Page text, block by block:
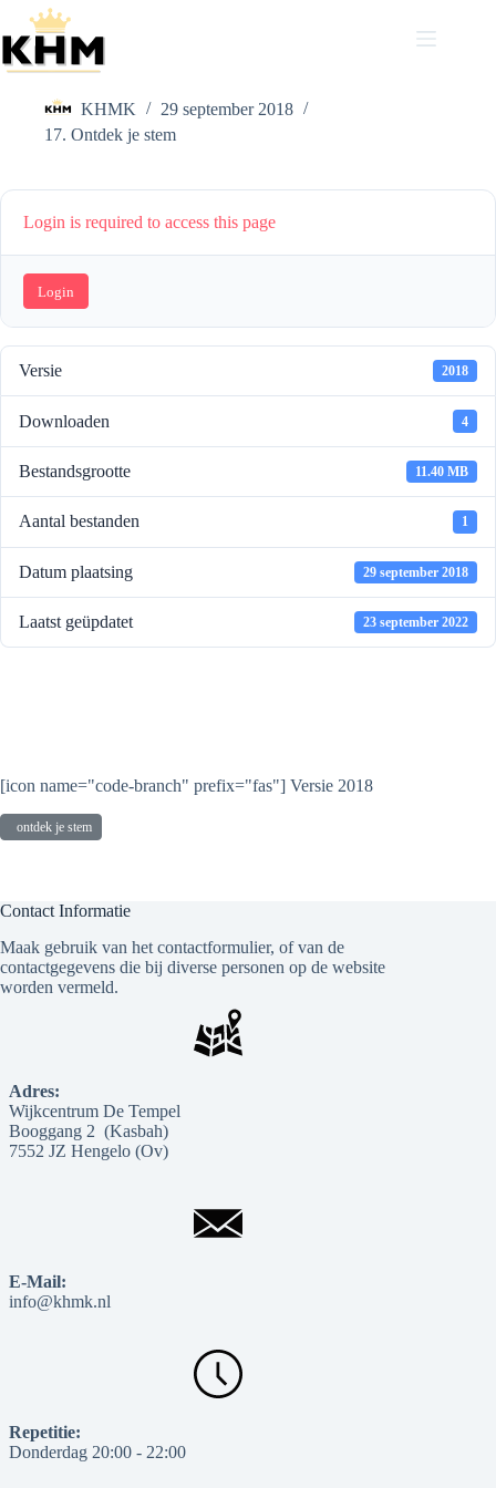
de
inhoud
Handboek Ontdek je stem 3 van 3
KHMK
29 september 2018
17. Ontdek je stem
Login is required to access this page
Login
Versie 2018
Downloaden 4
Bestandsgrootte 11.40 MB
Aantal bestanden 1
Datum plaatsing 29 september 2018
Laatst geüpdatet 23 september 2022
[icon name="code-branch" prefix="fas"] Versie 2018
ontdek je stem
Contact Informatie
Maak gebruik van het contactformulier, of van de
contactgegevens die bij diverse personen op de website
worden vermeld.
Adres:
Wijkcentrum De Tempel
Booggang 2 (Kasbah)
7552 JZ Hengelo (Ov)
E-Mail:
info@khmk.nl
Repetitie:
Donderdag 20:00 - 22:00